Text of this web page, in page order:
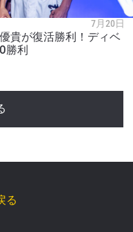
7月20日
優貴が復活勝利！ディベ
勝利
る